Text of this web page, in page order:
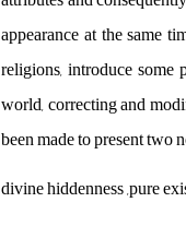
appearance at the same
religions, introduce
world, correcting and
been made to present two
divine hiddenness ,pure